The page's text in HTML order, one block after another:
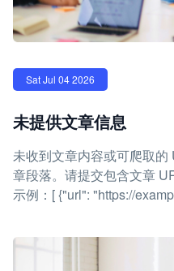
Sat Jul 04 2026
未提供文章信息
未收到文章内容或可爬取
章段落。请提交包含文章
示例：[ {"url": "https://